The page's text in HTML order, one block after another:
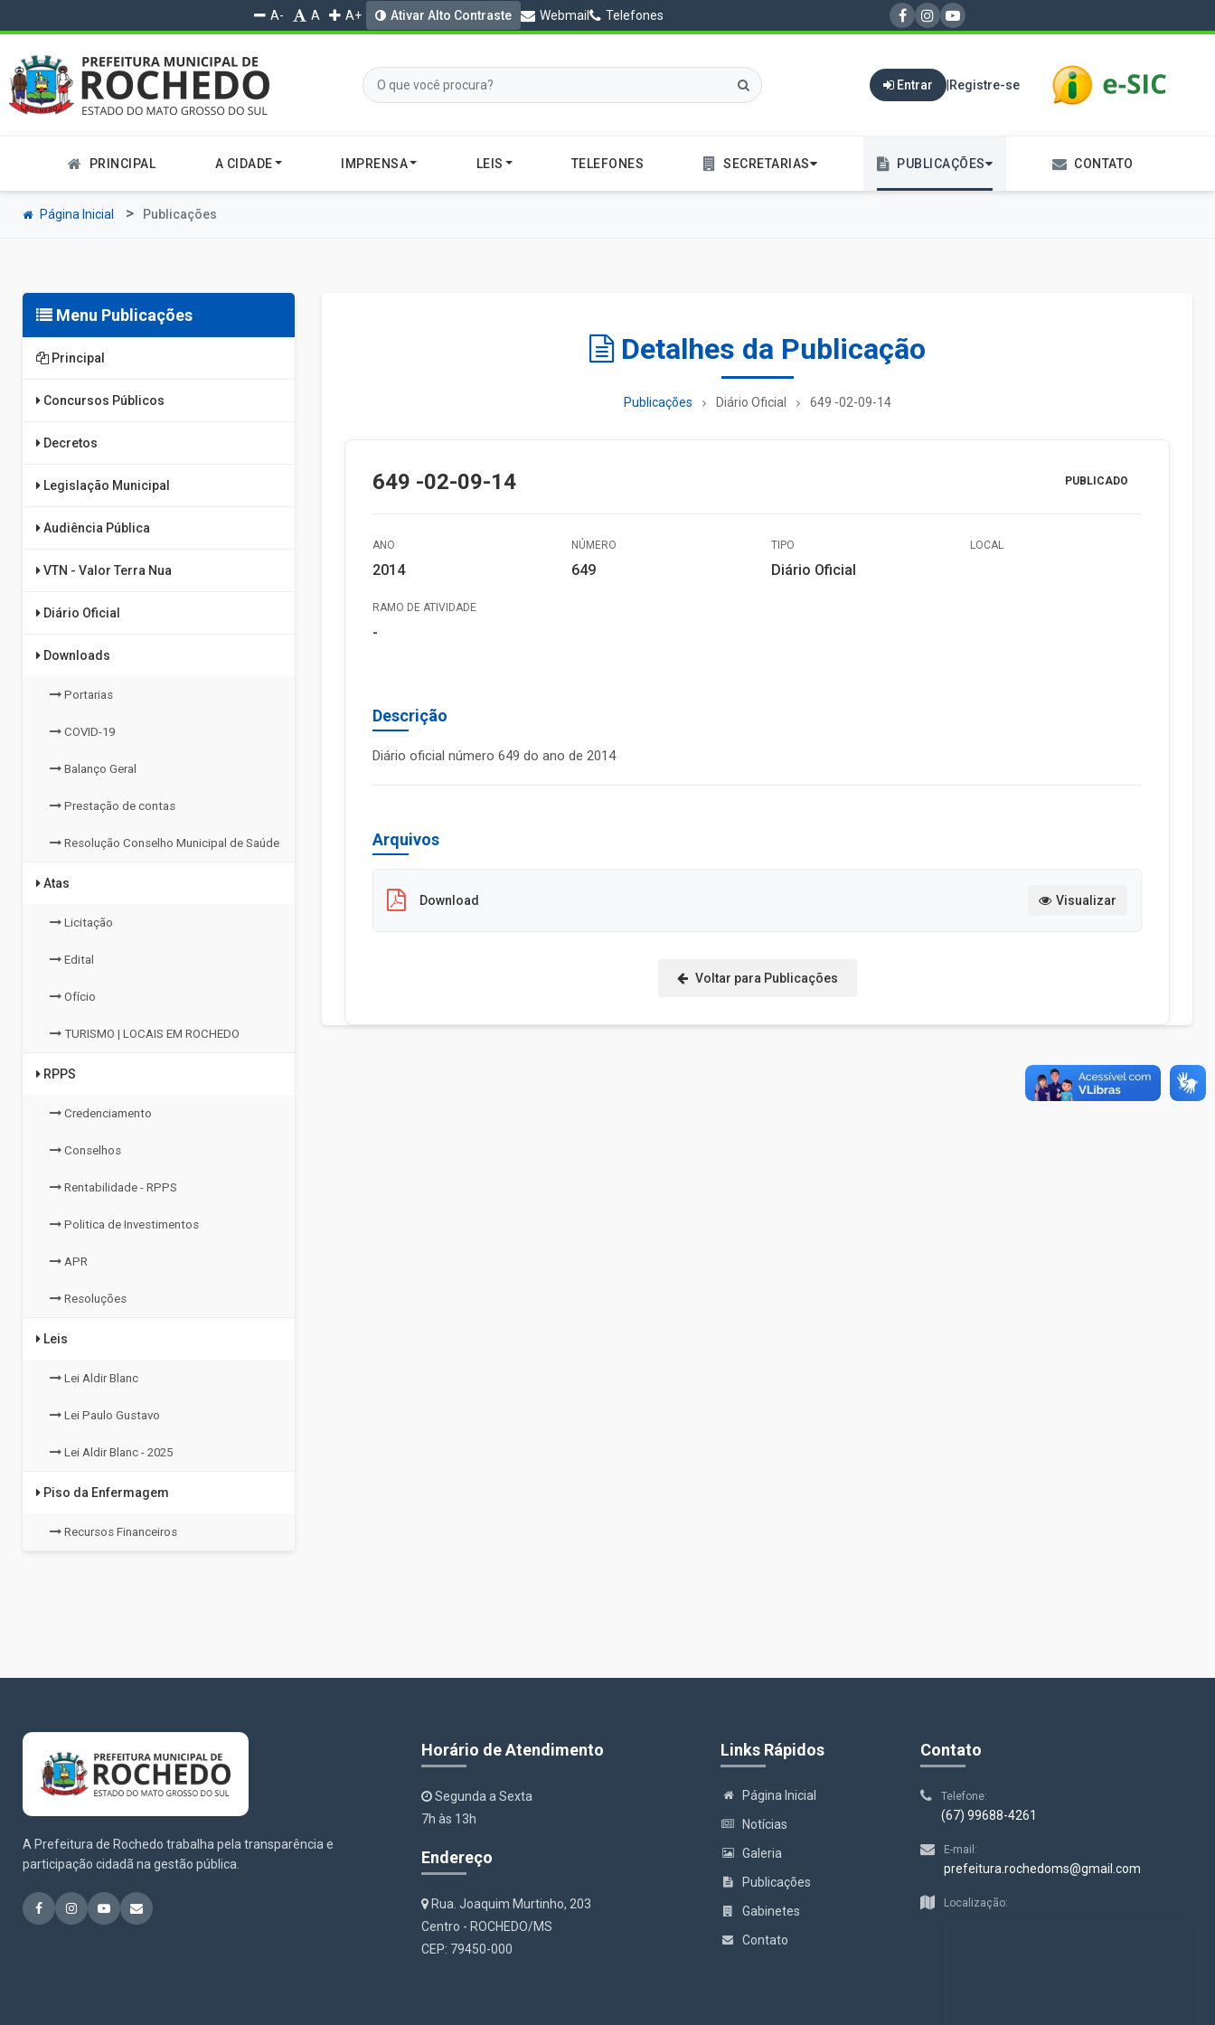
A- A A+ Ativar Alto Contraste Webmail Telefones
Entrar | Registre-se
PRINCIPAL A CIDADE IMPRENSA LEIS TELEFONES SECRETARIAS PUBLICAÇÕES CONTATO
Página Inicial Publicações
Menu Publicações
Principal
Concursos Públicos
Decretos
Legislação Municipal
Audiência Pública
VTN - Valor Terra Nua
Diário Oficial
Downloads
Portarias
COVID-19
Balanço Geral
Prestação de contas
Resolução Conselho Municipal de Saúde
Atas
Licitação
Edital
Ofício
TURISMO | LOCAIS EM ROCHEDO
RPPS
Credenciamento
Conselhos
Rentabilidade - RPPS
Politica de Investimentos
APR
Resoluções
Leis
Lei Aldir Blanc
Lei Paulo Gustavo
Lei Aldir Blanc - 2025
Piso da Enfermagem
Recursos Financeiros
Detalhes da Publicação
Publicações Diário Oficial 649 -02-09-14
649 -02-09-14 PUBLICADO
ANO
2014
NÚMERO
649
TIPO
Diário Oficial
LOCAL
RAMO DE ATIVIDADE
-
Descrição
Diário oficial número 649 do ano de 2014
Arquivos
Download Visualizar
Voltar para Publicações
A Prefeitura de Rochedo trabalha pela transparência e
participação cidadã na gestão pública.
Horário de Atendimento
Segunda a Sexta
7h às 13h
Endereço
Rua. Joaquim Murtinho, 203
Centro - ROCHEDO/MS
CEP: 79450-000
Links Rápidos
Página Inicial
Notícias
Galeria
Publicações
Gabinetes
Contato
Contato
Telefone:
(67) 99688-4261
E-mail:
prefeitura.rochedoms@gmail.com
Localização: